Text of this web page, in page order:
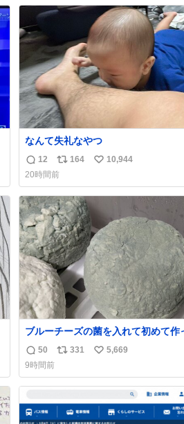
なんて失礼なやつ
返
信
数
12
リ
ポ
ス
ト
数
164
い
ね
数
10,944
20時間前
ブルーチーズの菌を入れて初めて作
チーズなんだけど 本能でちょっとヤ
っちゃう見た目だな
返
信
数
50
リ
ス
数
331
い
ね
5,669
9時間前